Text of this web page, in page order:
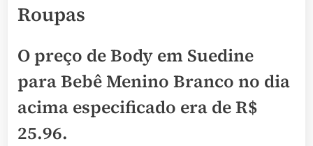
Roupas
O preço de Body em Suedine
para Bebê Menino Branco no dia
acima especificado era deR$
25.96.